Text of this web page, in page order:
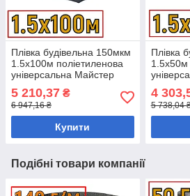
Плівка будівельна 150мкм
1.5х100м поліетиленова
універсальна Майстер
5 210,37 ₴
6 947,16 ₴
Купити
Плівка
1.5х50м
4
5 738,04
Подібні товари компанії